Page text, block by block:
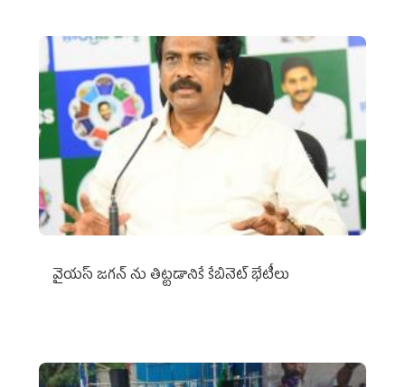
వైయ‌స్ జగన్‌ ను తిట్టడానికే కేబినెట్‌ భేటీలు